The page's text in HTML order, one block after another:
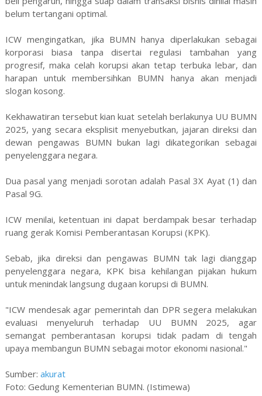
belum tertangani optimal.
ICW mengingatkan, jika BUMN hanya diperlakukan sebagai
korporasi biasa tanpa disertai regulasi tambahan yang
progresif, maka celah korupsi akan tetap terbuka lebar, dan
harapan untuk membersihkan BUMN hanya akan menjadi
slogan kosong.
Kekhawatiran tersebut kian kuat setelah berlakunya UU BUMN
2025, yang secara eksplisit menyebutkan, jajaran direksi dan
dewan pengawas BUMN bukan lagi dikategorikan sebagai
penyelenggara negara.
Dua pasal yang menjadi sorotan adalah Pasal 3X Ayat (1) dan
Pasal 9G.
ICW menilai, ketentuan ini dapat berdampak besar terhadap
ruang gerak Komisi Pemberantasan Korupsi (KPK).
Sebab, jika direksi dan pengawas BUMN tak lagi dianggap
penyelenggara negara, KPK bisa kehilangan pijakan hukum
untuk menindak langsung dugaan korupsi di BUMN.
"ICW mendesak agar pemerintah dan DPR segera melakukan
evaluasi menyeluruh terhadap UU BUMN 2025, agar
semangat pemberantasan korupsi tidak padam di tengah
upaya membangun BUMN sebagai motor ekonomi nasional."
Sumber: akurat
Foto: Gedung Kementerian BUMN. (Istimewa)